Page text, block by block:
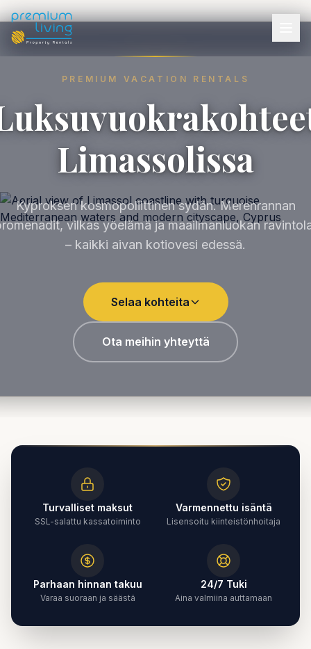
PREMIUM VACATION RENTALS
Limassolissa
Kyproksen kosmopoliittinen sydän. Merenrannan
vilkas yöelämä ja maailmanluokan
– kaikki aivan kotiovesi edessä.
Selaa kohteita
Ota meihin yhteyttä
Turvalliset maksut
SSL-salattu kassatoiminto
Varmennettu isäntä
Lisensoitu kiinteistönhoitaja
Parhaan hinnan takuu
Varaa suoraan ja säästä
24/7 Tuki
Aina valmiina auttamaan